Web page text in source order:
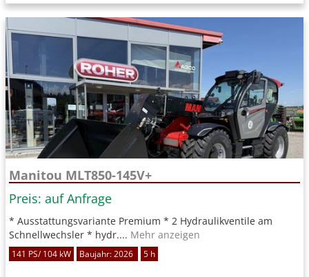
Manitou MLT850-145V+
Preis: auf Anfrage
* Ausstattungsvariante Premium * 2 Hydraulikventile am
Schnellwechsler * hydr.... Mehr anzeigen
141 PS/ 104 kW Baujahr: 2026 5 h